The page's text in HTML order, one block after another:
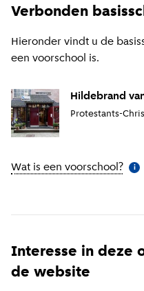
Verbonden
Hieronder vindt u de
een voorschool is.
Hildebrand
Protestants-
Wat is een voorschool? i
Interesse in deze
de website